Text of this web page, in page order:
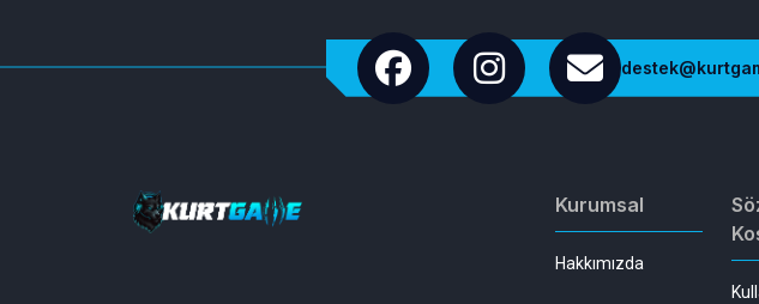
Kurumsal
Hakkımızda